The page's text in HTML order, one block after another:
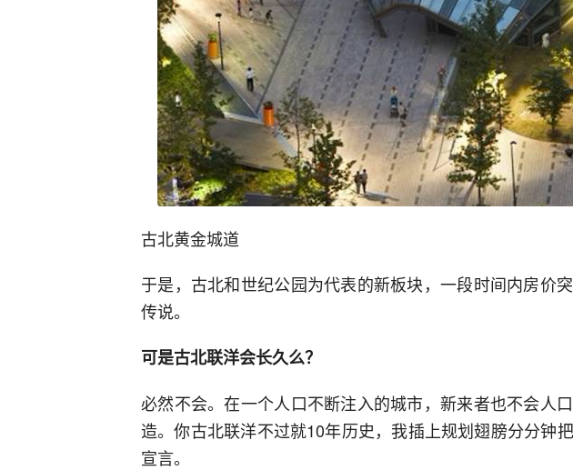
古北黄金城道
于是，古北和世纪公园为代表的新板块，一段时间内房价
传说。
可是古北联洋会长久么？
必然不会。在一个人口不断注入的城市，新来者也不会人
造。你古北联洋不过就10年历史，我插上规划翅膀分分钟
宣言。